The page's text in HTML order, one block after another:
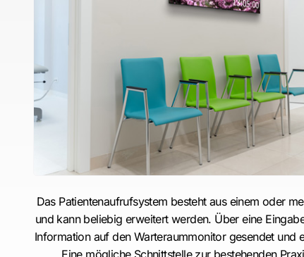
Das Patientenaufrufsystem besteht aus einem oder
und kann beliebig erweitert werden. Über eine
Information auf den Warteraummonitor gesendet und
Eine mögliche Schnittstelle zur bestehenden